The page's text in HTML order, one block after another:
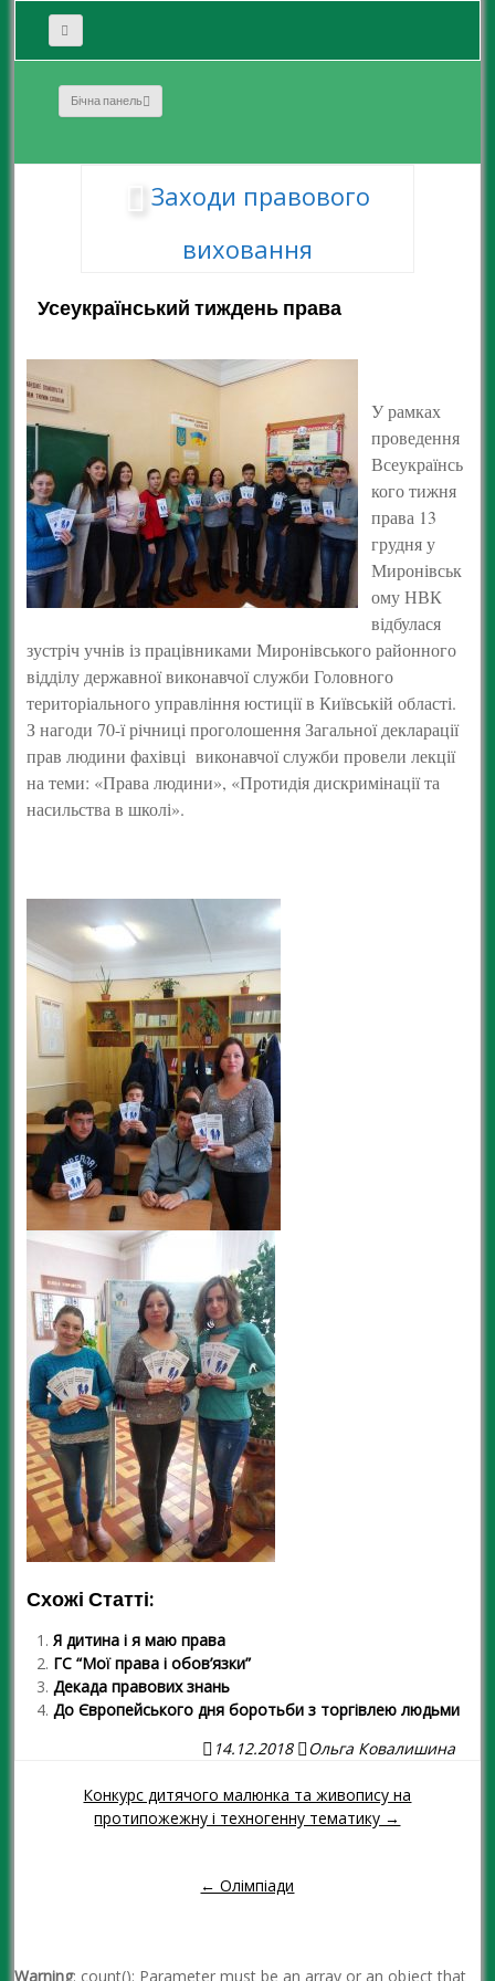
Бічна панель
Заходи правового
виховання
Усеукраїнський тиждень права
У рамках
проведення
Всеукраїнсь
кого тижня
права 13
грудня у
Миронівськ
ому НВК
відбулася
зустріч учнів із працівниками Миронівського районного
відділу державної виконавчої служби Головного
територіального управління юстиції в Київській області.
З нагоди 70-ї річниці проголошення Загальної декларації
прав людини фахівці виконавчої служби провели лекції
на теми: «Права людини», «Протидія дискримінації та
насильства в школі».
Схожі Статті:
Я дитина і я маю права
ГС “Мої права і обов’язки”
Декада правових знань
До Європейського дня боротьби з торгівлею людьми
14.12.2018
Ольга Ковалишина
Навігація повідомленням
Конкурс дитячого малюнка та живопису на
протипожежну і техногенну тематику →
← Олімпіади
Warning: count(): Parameter must be an array or an object that